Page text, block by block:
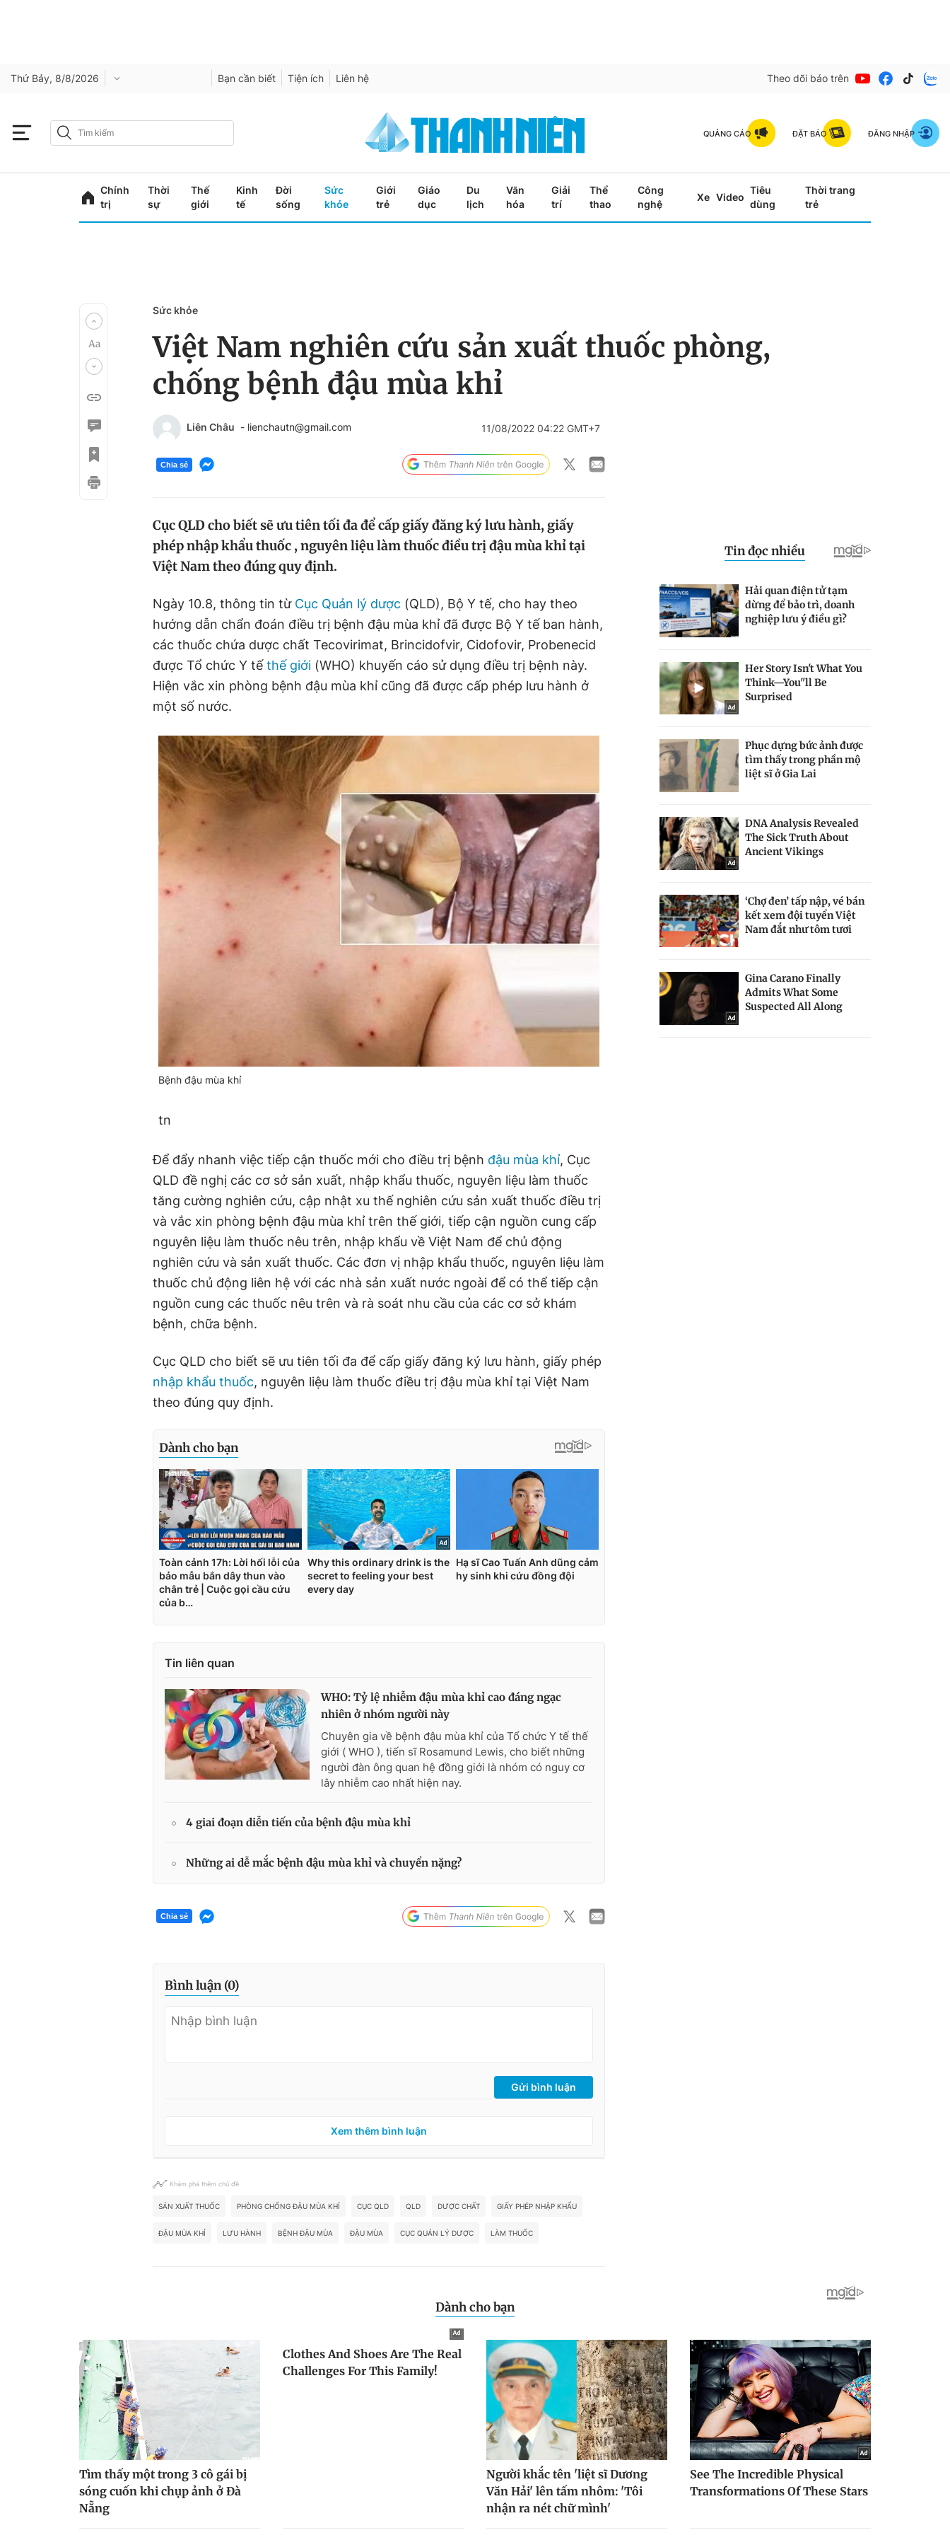
Thứ Bảy, 8/8/2026 Bạn cần biết Tiện ích Liên hệ Theo dõi báo trên
QUẢNG CÁO ĐẶT BÁO ĐĂNG NHẬP
Chính
trị
Thời
sự
Thế
giới
Kinh
tế
Đời
sống
Sức
khỏe
Giới
trẻ
Giáo
dục
Du
lịch
Văn
hóa
Giải
trí
Thể
thao
Công
nghệ
Xe Video
Tiêu
dùng
Thời trang
trẻ
Sức khỏe
Việt Nam nghiên cứu sản xuất thuốc phòng,
chống bệnh đậu mùa khỉ
Liên Châu - lienchautn@gmail.com 11/08/2022 04:22 GMT+7
Chia sẻ
Cục QLD cho biết sẽ ưu tiên tối đa để cấp giấy đăng ký lưu hành, giấy
phép nhập khẩu thuốc , nguyên liệu làm thuốc điều trị đậu mùa khỉ tại
Việt Nam theo đúng quy định.
Ngày 10.8, thông tin từ Cục Quản lý dược (QLD), Bộ Y tế, cho hay theo
hướng dẫn chẩn đoán điều trị bệnh đậu mùa khỉ đã được Bộ Y tế ban hành,
các thuốc chứa dược chất Tecovirimat, Brincidofvir, Cidofovir, Probenecid
được Tổ chức Y tế thế giới (WHO) khuyến cáo sử dụng điều trị bệnh này.
Hiện vắc xin phòng bệnh đậu mùa khỉ cũng đã được cấp phép lưu hành ở
một số nước.
Bệnh đậu mùa khỉ
tn
Để đẩy nhanh việc tiếp cận thuốc mới cho điều trị bệnh đậu mùa khỉ, Cục
QLD đề nghị các cơ sở sản xuất, nhập khẩu thuốc, nguyên liệu làm thuốc
tăng cường nghiên cứu, cập nhật xu thế nghiên cứu sản xuất thuốc điều trị
và vắc xin phòng bệnh đậu mùa khỉ trên thế giới, tiếp cận nguồn cung cấp
nguyên liệu làm thuốc nêu trên, nhập khẩu về Việt Nam để chủ động
nghiên cứu và sản xuất thuốc. Các đơn vị nhập khẩu thuốc, nguyên liệu làm
thuốc chủ động liên hệ với các nhà sản xuất nước ngoài để có thể tiếp cận
nguồn cung các thuốc nêu trên và rà soát nhu cầu của các cơ sở khám
bệnh, chữa bệnh.
Cục QLD cho biết sẽ ưu tiên tối đa để cấp giấy đăng ký lưu hành, giấy phép
nhập khẩu thuốc, nguyên liệu làm thuốc điều trị đậu mùa khỉ tại Việt Nam
theo đúng quy định.
Tin liên quan
WHO: Tỷ lệ nhiễm đậu mùa khỉ cao đáng ngạc
nhiên ở nhóm người này
Chuyên gia về bệnh đậu mùa khỉ của Tổ chức Y tế thế
giới ( WHO ), tiến sĩ Rosamund Lewis, cho biết những
người đàn ông quan hệ đồng giới là nhóm có nguy cơ
lây nhiễm cao nhất hiện nay.
4 giai đoạn diễn tiến của bệnh đậu mùa khỉ
Những ai dễ mắc bệnh đậu mùa khỉ và chuyển nặng?
Chia sẻ
Bình luận (0)
Gửi bình luận
Xem thêm bình luận
Khám phá thêm chủ đề
SẢN XUẤT THUỐC PHÒNG CHỐNG ĐẬU MÙA KHỈ CỤC QLD QLD DƯỢC CHẤT GIẤY PHÉP NHẬP KHẨU
ĐẬU MÙA KHỈ LƯU HÀNH BỆNH ĐẬU MÙA ĐẬU MÙA CỤC QUẢN LÝ DƯỢC LÀM THUỐC